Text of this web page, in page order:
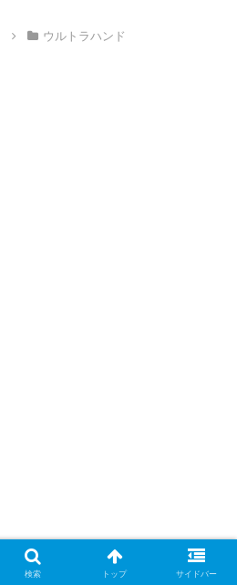
ウルトラハンド
検索 トップ サイドバー